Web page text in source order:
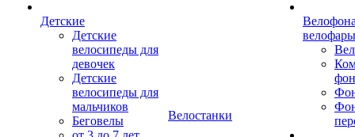
Детские
Детские
велосипеды для
девочек
Детские
велосипеды для
мальчиков
Беговелы
Велостанки
велофары